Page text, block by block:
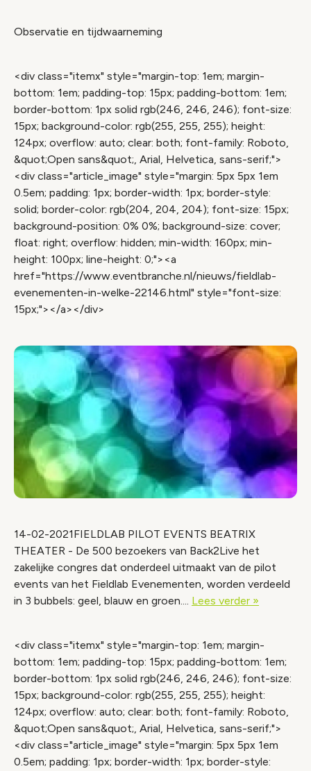
Observatie en tijdwaarneming
<div class="itemx" style="margin-top: 1em; margin-
bottom: 1em; padding-top: 15px; padding-bottom: 1em;
border-bottom: 1px solid rgb(246, 246, 246); font-size:
15px; background-color: rgb(255, 255, 255); height:
124px; overflow: auto; clear: both; font-family: Roboto,
&quot;Open sans&quot;, Arial, Helvetica, sans-serif;">
<div class="article_image" style="margin: 5px 5px 1em
0.5em; padding: 1px; border-width: 1px; border-style:
solid; border-color: rgb(204, 204, 204); font-size: 15px;
background-position: 0% 0%; background-size: cover;
float: right; overflow: hidden; min-width: 160px; min-
height: 100px; line-height: 0;"><a
href="https://www.eventbranche.nl/nieuws/fieldlab-
evenementen-in-welke-22146.html" style="font-size:
15px;"></a></div>
14-02-2021FIELDLAB PILOT EVENTS BEATRIX
THEATER - De 500 bezoekers van Back2Live het
zakelijke congres dat onderdeel uitmaakt van de pilot
events van het Fieldlab Evenementen, worden verdeeld
in 3 bubbels: geel, blauw en groen.... Lees verder »
<div class="itemx" style="margin-top: 1em; margin-
bottom: 1em; padding-top: 15px; padding-bottom: 1em;
border-bottom: 1px solid rgb(246, 246, 246); font-size:
15px; background-color: rgb(255, 255, 255); height:
124px; overflow: auto; clear: both; font-family: Roboto,
&quot;Open sans&quot;, Arial, Helvetica, sans-serif;">
<div class="article_image" style="margin: 5px 5px 1em
0.5em; padding: 1px; border-width: 1px; border-style: